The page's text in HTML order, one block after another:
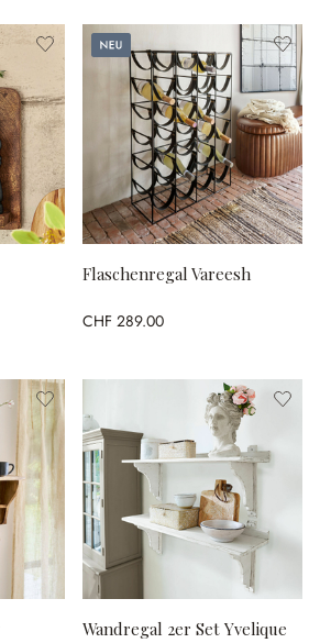
Neu
Flaschenregal Vareesh
CHF 289.00
Wandregal 2er Set Yvelique